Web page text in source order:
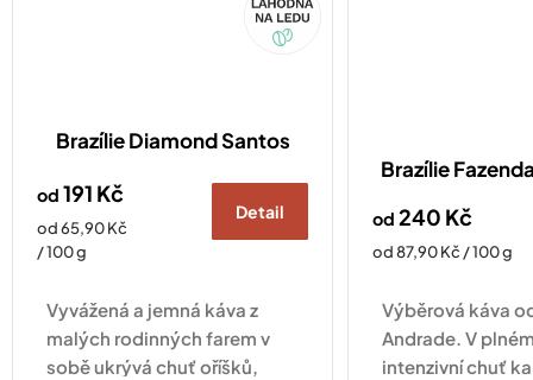
Brazílie Diamond Santos
od 191 Kč
Měrná
cena:
od 65,90 Kč
/ 100 g
Detail
Vyvážená a jemná káva z
malých rodinných farem v
sobě ukrývá chuť oříšků,
Brazílie
od 240 Kč
Měrná
od 87,90 Kč / 100 g
Výběrová káva
Andrade. V
intenzivní chuť